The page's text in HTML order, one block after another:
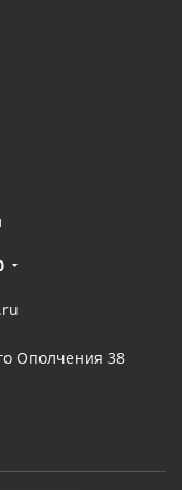
Ополчения 38